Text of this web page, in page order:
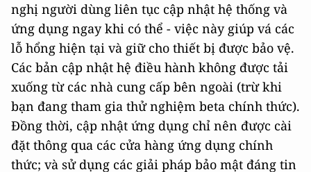
nghị người dùng liên tục cập nhật hệ thống và
ứng dụng ngay khi có thể - việc này giúp vá các
lỗ hổng hiện tại và giữ cho thiết bị được bảo vệ.
Các bản cập nhật hệ điều hành không được tải
xuống từ các nhà cung cấp bên ngoài (trừ khi
bạn đang tham gia thử nghiệm beta chính thức).
Đồng thời, cập nhật ứng dụng chỉ nên được cài
đặt thông qua các cửa hàng ứng dụng chính
thức; và sử dụng các giải pháp bảo mật đáng tin